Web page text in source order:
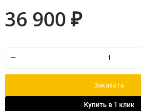
36 900 ₽
Заказать
Купить в 1 клик